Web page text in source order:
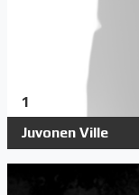
1
Juvonen Ville